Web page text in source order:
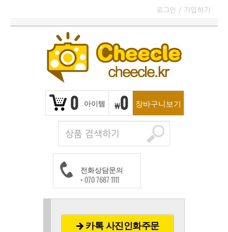
로그인 / 가입하기
0 아이템 ₩0 장바구니보기
전화상담문의
+ 070 7687 1111
카톡 사진인화주문